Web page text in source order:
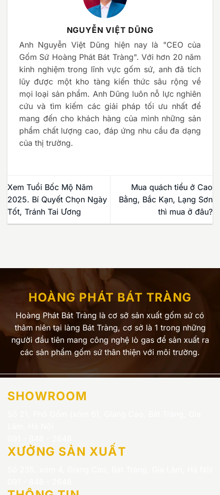
NGUYỄN VIỆT DŨNG
Anh Nguyễn Việt Dũng hiện nay là "CEO của
Gốm Sứ Hoàng Phát Bát Tràng". Với hơn 20 năm
kinh nghiệm trong lĩnh vực gốm sứ, anh đã tích
lũy được một kho tàng kiến thức sâu rộng về
mọi loại sản phẩm. Anh Dũng luôn nỗ lực nghiên
cứu và tìm kiếm các giải pháp tối ưu nhất để
mang đến cho khách hàng của mình những sản
phẩm chất lượng cao, đáp ứng nhu cầu đa dạng
của thị trường.
Xem Tuổi Bốc Mộ Năm
2025. Bí Quyết Chọn Ngày
Tốt, Tránh Tai Ương
Mua quách tiểu ở Cao
Bằng, Bắc Kạn, Lạng Sơn
thì mua ở đâu?
HOÀNG PHÁT BÁT TRÀNG
Hoàng Phát Bát Tràng là cơ sở sản xuất gốm sứ có
thâm niên tại làng Bát Tràng, cơ sở là 1 trong những
người đầu tiên mang công nghệ lò gas để sản xuất ra
các sản phẩm gốm sứ thân thiện với môi trường.
SHOWROOM
XƯỞNG SẢN XUẤT